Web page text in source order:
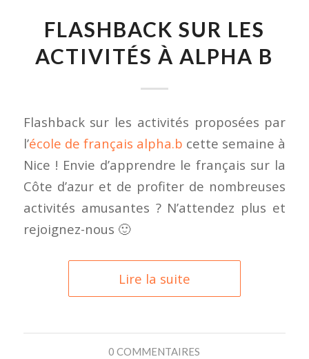
FLASHBACK SUR LES
ACTIVITÉS À ALPHA B
Flashback sur les activités proposées par
l’école de français alpha.b cette semaine à
Nice ! Envie d’apprendre le français sur la
Côte d’azur et de profiter de nombreuses
activités amusantes ? N’attendez plus et
rejoignez-nous 🙂
Lire la suite
0 COMMENTAIRES